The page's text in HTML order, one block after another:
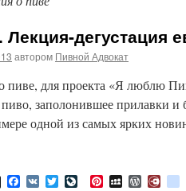
дегустация
автором Пивной Адвокат
пиве, для проекта «Я люблю
заполонившее прилавки
одной из самых ярких
Facebook
VK TwitterLiveJournal
PinterestMySpace